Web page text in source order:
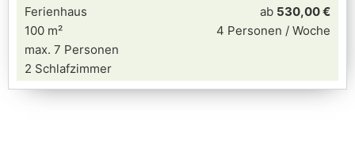
Ferienhaus
100 m²
max. 7 Personen
2 Schlafzimmer
ab 530,00 €
4 Personen / Woche